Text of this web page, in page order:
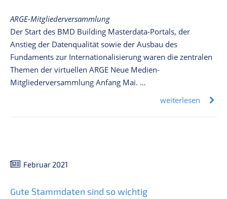
ARGE-Mitgliederversammlung
Der Start des BMD Building Masterdata-Portals, der
Anstieg der Datenqualität sowie der Ausbau des
Fundaments zur Internationalisierung waren die zentralen
Themen der virtuellen ARGE Neue Medien-
Mitgliederversammlung Anfang Mai. …
weiterlesen
Februar 2021
Gute Stammdaten sind so wichtig